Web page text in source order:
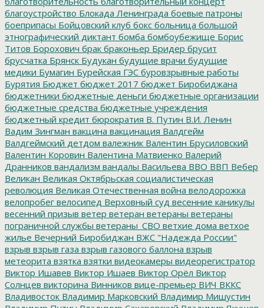
благоустройство Блокада Ленинграда боевые патроны
боеприпасы Бойцовский клуб бокс больница большой
этнографический диктант бомба бомбоубежище Борис
Титов Борохович брак браконьер Бридер брусит
брусчатка Брянск Будукан будущие врачи будущие
медики Бумагин Бурейская ГЭС буровзрывные работы
Бурятия Бюджет бюджет 2017 бюджет Биробиджана
бюджетники бюджетные деньги бюджетные организации
бюджетные средства бюджетные учреждения
бюджетный кредит бюрократия В. Путин В.И. Ленин
Вадим Зингман вакцина вакцинация Валдгейм
Валдгеймский детдом валежник Валентин Брусиловский
Валентин Коровин Валентина Матвиенко Валерий
Дранников вандализм вандалы Васильева ВВО ВВП Вебер
Великан Великая Октябрьская социалистическая
революция Великая Отечественная война велодорожка
велопробег велосипед Верховный суд весенние каникулы
весенний призыв ветер ветеран ветераны ветераны
пограничной службы ветераны_СВО ветхие дома ветхое
жилье Вечерний Биробиджан ВЖС "Надежда России"
взрыв взрыв газа взрыв газового баллона взрыв
метеорита взятка взятки видеокамеры видеорегистратор
Виктор Ишавев Виктор Ишаев Виктор Орёл Виктор
Солнцев викторина Винников вице-премьер ВИЧ ВККС
Владивосток Владимир Марковский Владимир Мишустин